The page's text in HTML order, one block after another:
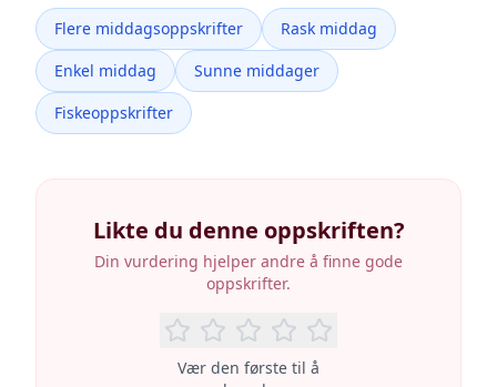
Flere middagsoppskrifter
Rask middag
Enkel middag
Sunne middager
Fiskeoppskrifter
Likte du denne oppskriften?
Din vurdering hjelper andre å finne gode
oppskrifter.
Vær den første til å